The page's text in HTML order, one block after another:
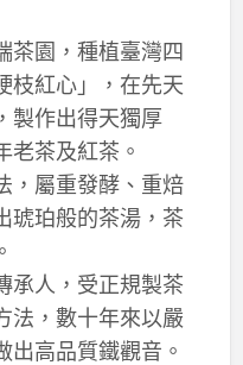
茶園，種植臺灣四
枝紅心」，在先天
製作出得天獨厚
老茶及紅茶。
，屬重發酵、重焙
琥珀般的茶湯，茶
承人，受正規製茶
法，數十年來以嚴
出高品質鐵觀音。